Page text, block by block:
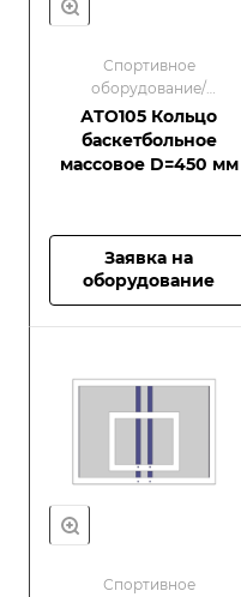
Спортивное
оборудование/
Оборудование для
спортивных площадок
АТО105 Кольцо
баскетбольное
массовое D=450 мм
Заявка на
оборудование
Спортивное